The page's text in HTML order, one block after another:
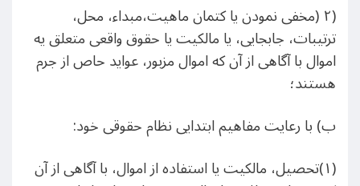
(٢ (مخفی نمودن یا کتمان ماهیت،مبداء، محل،
ترتیبات، جابجایی، یا مالکیت یا حقوق واقعی متعلق یه
اموال با آگاهی از آن که اموال مزبور، عواید حاص از جرم
هستند؛
ب) با رعایت مفاهیم ابتدایی نظام حقوقی خود:
(۱)تحصیل، مالکیت یا استفاده از اموال، با آگاهی از آن